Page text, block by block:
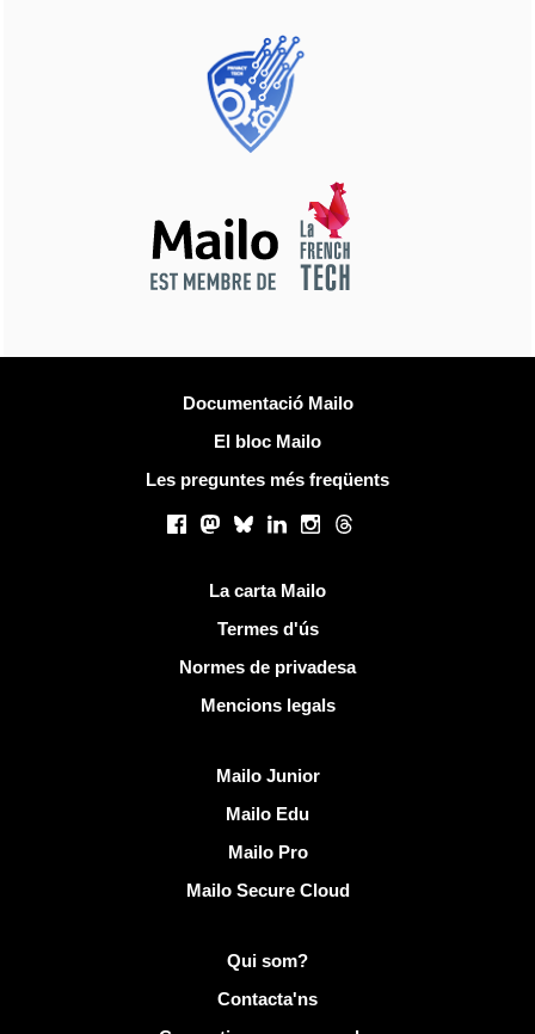
Documentació Mailo
El bloc Mailo
Les preguntes més freqüents
Facebook
Mastodon
BlueskyLinkedInInstagram
Threads
La carta Mailo
Termes d'ús
Normes de privadesa
Mencions legals
Mailo Junior
Mailo Edu
Mailo Pro
Mailo Secure Cloud
Més informació sobre MailoQui som?
Contacta'ns